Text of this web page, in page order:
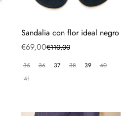
Sandalia con flor ideal negro
Precio
de
€69,00
Precio
regular
€110,00
35 36 37 38 39
40
41